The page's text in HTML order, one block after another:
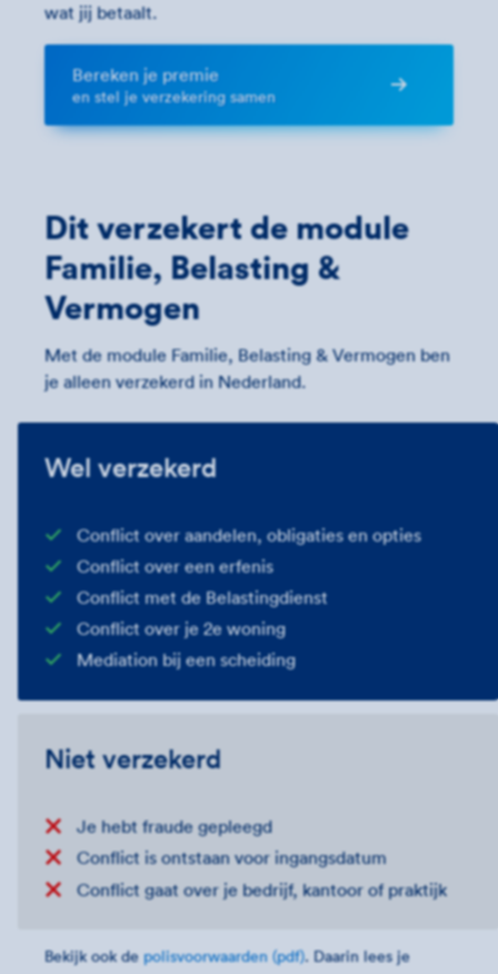
wat jij betaalt.
Bereken je premie
en stel je verzekering samen
Dit verzekert de module
Familie, Belasting &
Vermogen
Met de module Familie, Belasting & Vermogen ben
je alleen verzekerd in Nederland.
Wel verzekerd
Conflict over aandelen, obligaties en opties
Conflict over een erfenis
Conflict met de Belastingdienst
Conflict over je 2e woning
Mediation bij een scheiding
Niet verzekerd
Je hebt fraude gepleegd
Conflict is ontstaan voor ingangsdatum
Conflict gaat over je bedrijf, kantoor of praktijk
Bekijk ook depolisvoorwaarden (pdf). Daarin lees je